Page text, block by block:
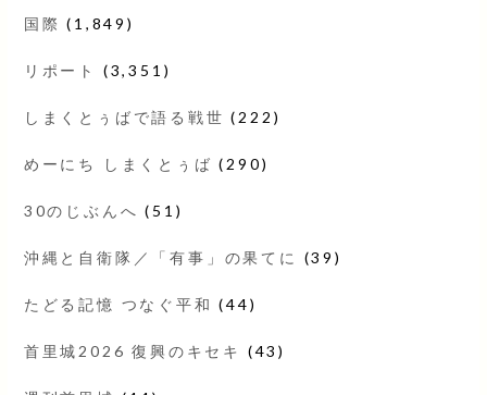
国際 (1,849)
リポート (3,351)
しまくとぅばで語る戦世 (222)
めーにち しまくとぅば (290)
30のじぶんへ (51)
沖縄と自衛隊／「有事」の果てに (39)
たどる記憶 つなぐ平和 (44)
首里城2026 復興のキセキ (43)